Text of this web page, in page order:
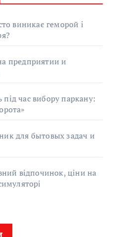
виникає геморой і
предприятии и
час вибору паркану:
для бытовых задач и
відпочинок, ціни на